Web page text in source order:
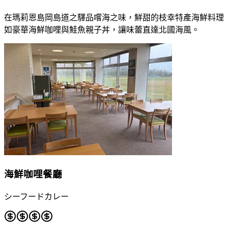
在瑪莉恩島岡島道之驛品嚐海之味，鮮甜的枝幸特產海鮮料理
如豪華海鮮咖哩與鮭魚親子丼，讓味蕾直達北國海風。
海鮮咖哩餐廳
シーフードカレー